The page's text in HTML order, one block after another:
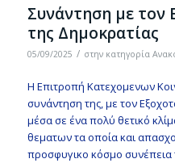
Συνάντηση με τον
της Δημοκρατίας
05/09/2025 / στην κατηγορία
Η Επιτροπή Κατεχομενων
συνάντηση της, με τον
μέσα σε ένα πολύ θετικό
θεματων τα οποία και
προσφυγικο κόσμο συνέπεια